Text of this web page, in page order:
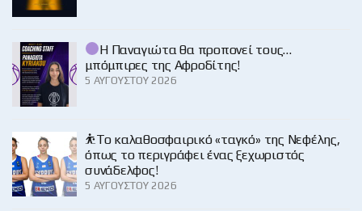
Η Παναγιώτα θα προπονεί τους…
μπόμπιρες της Αφροδίτης!
5 ΑΥΓΟΎΣΤΟΥ 2026
⛹️‍Το καλαθοσφαιρικό «ταγκό» της Νεφέλης,
όπως το περιγράφει ένας ξεχωριστός
συνάδελφος!
5 ΑΥΓΟΎΣΤΟΥ 2026